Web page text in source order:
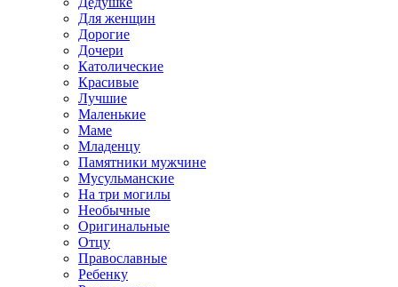
Для женщин
Дорогие
Дочери
Католические
Красивые
Лучшие
Маленькие
Маме
Младенцу
Памятники мужчине
Мусульманские
На три могилы
Необычные
Оригинальные
Отцу
Православные
Ребенку